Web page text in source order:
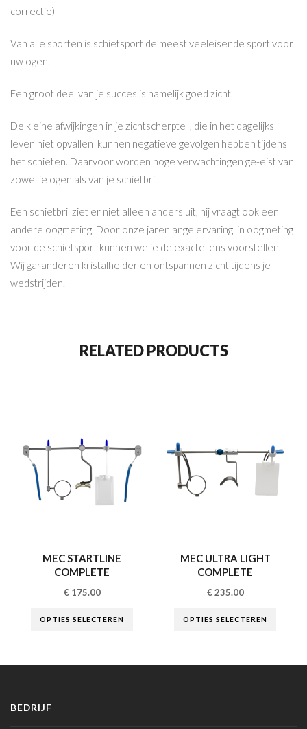
correctie)
Van alle sporten is schietsport de meest veeleisende sport voor
uw ogen.
Een groot deel van je succes is namelijk goed zicht.
De kleine afwijkingen in je zichtscherpte , die in het dagelijks
leven niet opvallen kunnen negatieve gevolgen hebben tijdens
het schieten. Daarvoor worden hoge verwachtingen ge-eist van
zowel je ogen als van je schietbril.
Een schietbril ziet er niet alleen anders uit, hij vraagt ook een
andere oogmeting. Door onze jarenlange ervaring in oogmeting
voor de schietsport kunnen we je de exacte lens voorstellen.
Wij garanderen kristalhelder en ontspannen zicht tijdens je
wedstrijden.
RELATED PRODUCTS
MEC STARTLINE
COMPLETE
€175.00
OPTIES SELECTEREN
MEC ULTRA LIGHT
COMPLETE
€235.00
OPTIES SELECTEREN
BEDRIJF